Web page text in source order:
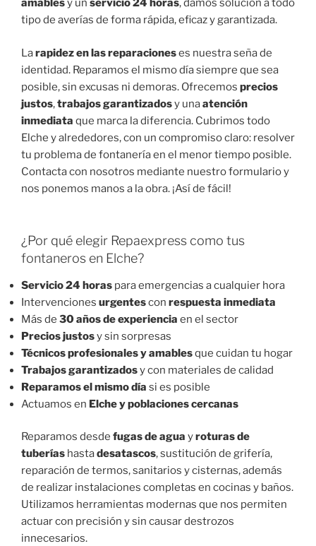
amablesy un servicio 24 horas, damos solución a todo
tipo de averías de forma rápida, eficaz y garantizada.
Larapidez en las reparacioneses nuestra seña de
identidad. Reparamos el mismo día siempre que sea
posible, sin excusas ni demoras. Ofrecemos precios
justos,trabajos garantizadosy unaatención
inmediata que marca la diferencia. Cubrimos todo
Elche y alrededores, con un compromiso claro: resolver
tu problema de fontanería en el menor tiempo posible.
Contacta con nosotros mediante nuestro formulario y
nos ponemos manos a la obra. ¡Así de fácil!
¿Por qué elegir Repaexpress como tus
fontaneros en Elche?
Servicio 24 horas para emergencias a cualquier hora
Intervenciones urgentescon respuesta inmediata
Más de 30 años de experiencia en el sector
Precios justosy sin sorpresas
Técnicos profesionales y amablesque cuidan tu hogar
Trabajos garantizadosy con materiales de calidad
Reparamos el mismo día si es posible
Actuamos en Elche y poblaciones cercanas
Reparamos desde fugas de agua yroturas de
tuberías hastadesatascos, sustitución de grifería,
reparación de termos, sanitarios y cisternas, además
de realizar instalaciones completas en cocinas y baños.
Utilizamos herramientas modernas que nos permiten
actuar con precisión y sin causar destrozos
innecesarios.